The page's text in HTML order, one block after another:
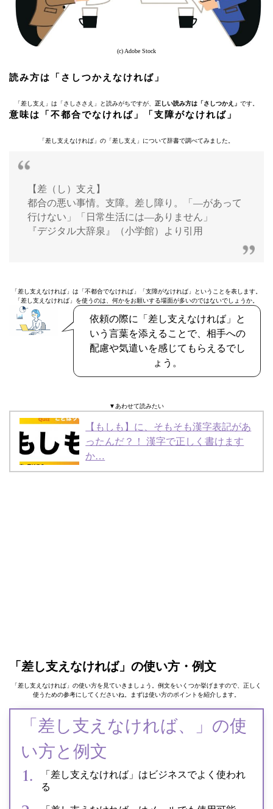
(c) Adobe Stock
読み方は「さしつかえなければ」
「差し支え」は「さしささえ」と読みがちですが、 正しい読み方は「さしつかえ」 です。
意味は「不都合でなければ」「支障がなければ」
「差し支えなければ」の「差し支え」について辞書で調べてみました。
【差（し）支え】
都合の悪い事情。支障。差し障り。「―があって
行けない」「日常生活には―ありません」
『デジタル大辞泉』（小学館）より引用
「差し支えなければ」は「不都合でなければ」「支障がなければ」ということを表します。
「差し支えなければ」を使うのは、何かをお願いする場面が多いのではないでしょうか。
依頼の際に「差し支えなければ」と
いう言葉を添えることで、相手への
配慮や気遣いを感じてもらえるでし
ょう。
▼あわせて読みたい
【もしも】に、そもそも漢字表記があ
ったんだ？！ 漢字で正しく書けます
か…
「差し支えなければ」の使い方・例文
「差し支えなければ」の使い方を見ていきましょう。例文をいくつか挙げますので、正しく
使うための参考にしてくださいね。まずは使い方のポイントを紹介します。
「差し支えなければ、」の使
い方と例文
「差し支えなければ」はビジネスでよく使われ
る